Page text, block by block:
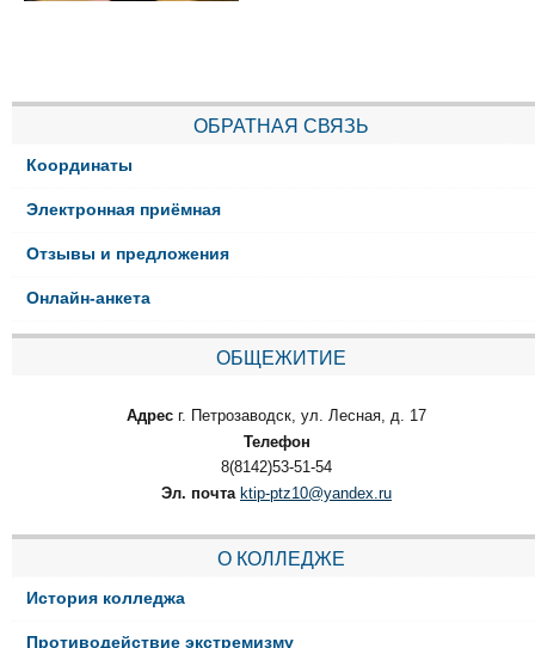
ОБРАТНАЯ СВЯЗЬ
Координаты
Электронная приёмная
Отзывы и предложения
Онлайн-анкета
ОБЩЕЖИТИЕ
Адрес г. Петрозаводск, ул. Лесная, д. 17
Телефон
8(8142)53-51-54
Эл. почта ktip-ptz10@yandex.ru
О КОЛЛЕДЖЕ
История колледжа
Противодействие экстремизму